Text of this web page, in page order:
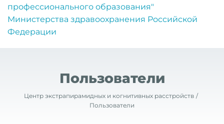
профессионального образования"
Министерства здравоохранения Российской
Федерации
Пользователи
Центр экстрапирамидных и когнитивных расстройств
Пользователи